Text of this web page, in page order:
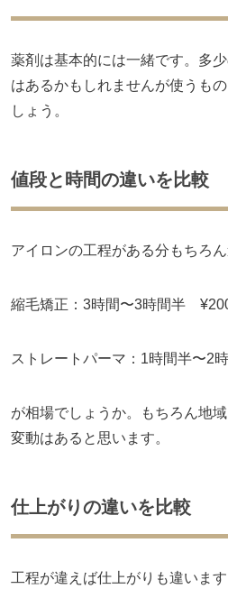
薬剤は基本的には一緒です。多
はあるかもしれませんが使うも
しょう。
値段と時間の違いを比較
アイロンの工程がある分もちろん
縮毛矯正：3時間〜3時間半
ストレートパーマ：1時間半〜2
が相場でしょうか。もちろん地
変動はあると思います。
仕上がりの違いを比較
工程が違えば仕上がりも違いま